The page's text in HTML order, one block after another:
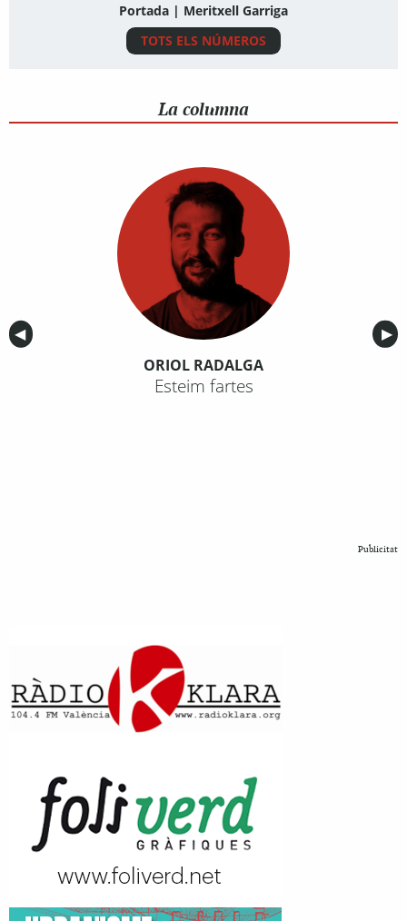
Portada | Meritxell Garriga
TOTS ELS NÚMEROS
La columna
Anterior
◀︎ ▶︎
ORIOL RADALGA
Esteim fartes
Publicitat